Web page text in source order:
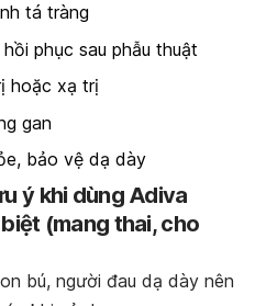
tá tràng
phục sau phẫu thuật
hoặc xạ trị
gan
bảo vệ dạ dày
ý khi dùng Adiva
(mang thai, cho
bú, người đau dạ dày nên